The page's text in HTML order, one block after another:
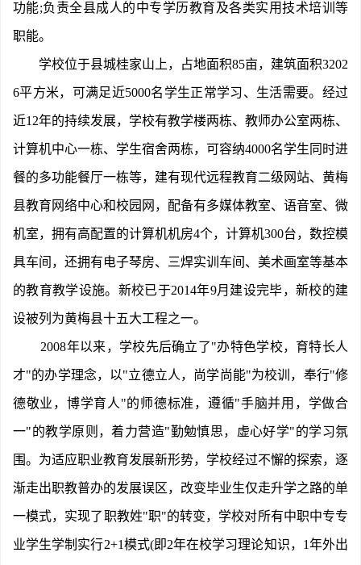
功能;负责全县成人的中专学历教育及各类实用技术培训等
职能。
学校位于县城桂家山上，占地面积85亩，建筑面积3202
6平方米，可满足近5000名学生正常学习、生活需要。经过
近12年的持续发展，学校有教学楼两栋、教师办公室两栋、
计算机中心一栋、学生宿舍两栋，可容纳4000名学生同时进
餐的多功能餐厅一栋等，建有现代远程教育二级网站、黄梅
县教育网络中心和校园网，配备有多媒体教室、语音室、微
机室，拥有高配置的计算机机房4个，计算机300台，数控模
具车间，还拥有电子琴房、三焊实训车间、美术画室等基本
的教育教学设施。新校已于2014年9月建设完毕，新校的建
设被列为黄梅县十五大工程之一。
2008年以来，学校先后确立了"办特色学校，育特长人
才"的办学理念，以"立德立人，尚学尚能"为校训，奉行"修
德敬业，博学育人"的师德标准，遵循"手脑并用，学做合
一"的教学原则，着力营造"勤勉慎思，虚心好学"的学习氛
围。为适应职业教育发展新形势，学校经过不懈的探索，逐
渐走出职教普办的发展误区，改变毕业生仅走升学之路的单
一模式，实现了职教姓"职"的转变，学校对所有中职中专专
业学生学制实行2+1模式(即2年在校学习理论知识，1年外出